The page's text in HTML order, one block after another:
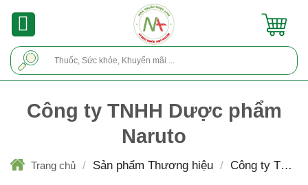
Công ty TNHH Dược phẩm
Naruto
Trang chủ / Sản phẩm Thương hiệu / Công ty TNHH